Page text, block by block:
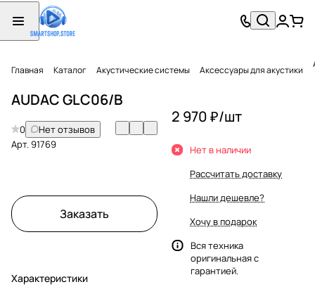
Главная Каталог Акустические системы Аксессуары для акустики
AUDAC GLC06/B
0
Нет отзывов
Арт.91769
Заказать
Характеристики
2 970 ₽/шт
Нет в наличии
Рассчитать доставку
Нашли дешевле?
Хочу в подарок
Вся техника
оригинальная с
гарантией.